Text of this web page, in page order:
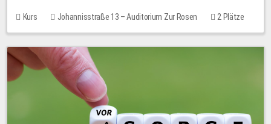
Kurs Johannisstraße 13 – Auditorium Zur Rosen
2 Plätze
10,00 EUR